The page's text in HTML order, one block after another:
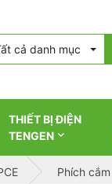
cả danh mục
THIẾT BỊ ĐIỆN
TENGEN
Phích